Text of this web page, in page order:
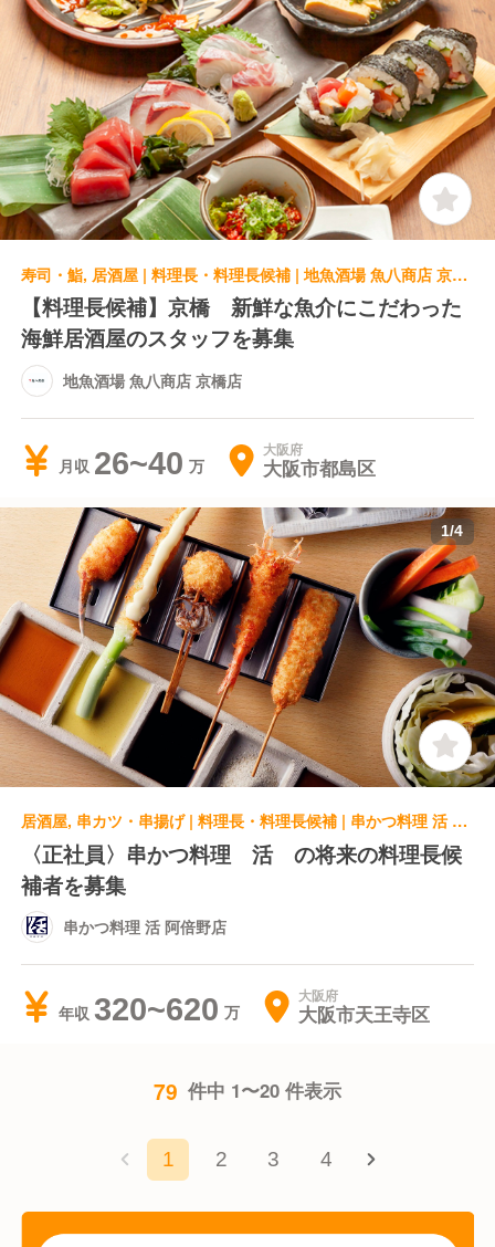
寿司・鮨, 居酒屋 | 料理長・料理長候補 | 地魚酒場 魚八商店 京橋店
【料理長候補】京橋 新鮮な魚介にこだわった
海鮮居酒屋のスタッフを募集
地魚酒場 魚八商店 京橋店
月収 26~40 大阪府
大阪市都島区
1/4
居酒屋, 串カツ・串揚げ | 料理長・料理長候補 | 串かつ料理 活 阿倍野店
〈正社員〉串かつ料理 活 の将来の料理長候
補者を募集
串かつ料理 活 阿倍野店
年収 320~620 大阪府
大阪市天王寺区
79 件中 1〜20 件表示
1 2 3 4